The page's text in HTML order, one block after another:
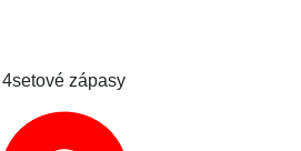
4setové zápasy